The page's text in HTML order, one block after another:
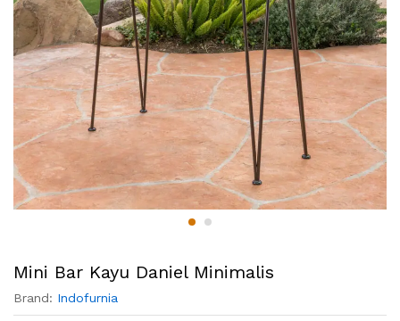
Mini Bar Kayu Daniel Minimalis
Brand: Indofurnia